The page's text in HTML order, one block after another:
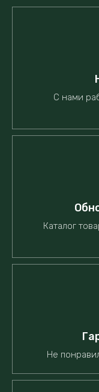
С нами
Каталог
Не